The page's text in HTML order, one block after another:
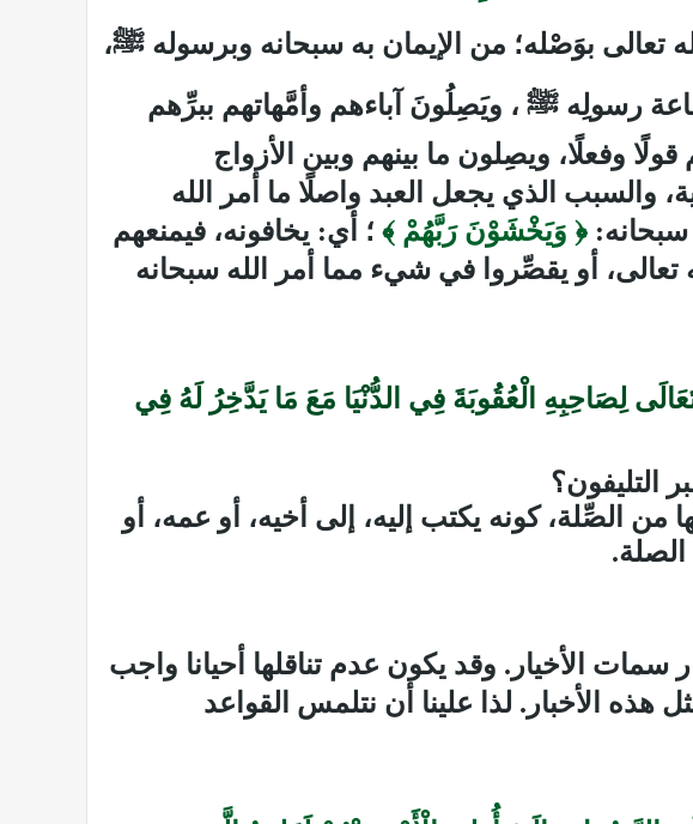
بوَصْله؛ من الإيمان به سبحانه وبرسوله ﷺ،
رسولِه ﷺ ، ويَصِلُونَ آباءهم وأمَّهاتهم ببرِّهم
وفعلًا، ويصِلون ما بينهم وبين الأزواج
والسبب الذي يجعل العبد واصلًا ما أمر الله
﴿ وَيَخْشَوْنَ رَبَّهُمْ ﴾ ؛ أي: يخافونه، فيمنعهم
أو يقصِّروا في شيء مما أمر الله سبحانه
لِصَاحِبِهِ الْعُقُوبَةَ فِي الدُّنْيَا مَعَ مَا يَدَّخِرُ لَهُ فِي
التليفون؟
من الصِّلة، كونه يكتب إليه، إلى أخيه، أو عمه، أو
سمات الأخيار. وقد يكون عدم تناقلها أحيانا واجب
لذا علينا أن نتلمس القواعد